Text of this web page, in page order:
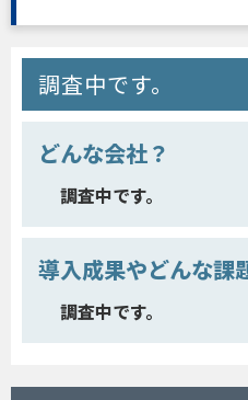
調査中です。
どんな会社？
調査中です。
導入成果やどんな課
調査中です。